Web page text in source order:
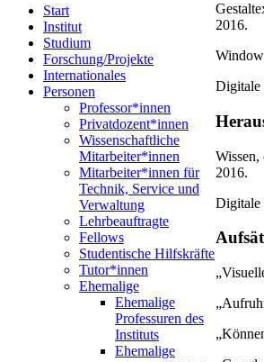
Start
Institut
Studium
Forschung/Projekte
Internationales
Personen
Professor*innen
Privatdozent*innen
Wissenschaftliche
Mitarbeiter*innen
Mitarbeiter*innen für
Technik, Service und
Verwaltung
Lehrbeauftragte
Fellows
Studentische Hilfskräfte
Tutor*innen
Ehemalige
Ehemalige
Professuren des
Instituts
Ehemalige
2016.
Digitale
2016.
Digitale